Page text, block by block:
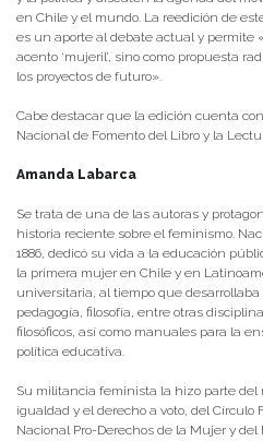
en Chile y el mundo. La reedición de
es un aporte al debate actual y permite
acento ‘mujeril’, sino como propuesta
los proyectos de futuro».
Cabe destacar que la edición cuenta
Nacional de Fomento del Libro y la
Amanda Labarca
Se trata de una de las autoras y
historia reciente sobre el feminismo.
1886, dedicó su vida a la educación
la primera mujer en Chile y en
universitaria, al tiempo que
pedagogía, filosofía, entre otras
filosóficos, así como manuales para la
política educativa.
Su militancia feminista la hizo parte del
igualdad y el derecho a voto, del Círculo
Nacional Pro-Derechos de la Mujer y